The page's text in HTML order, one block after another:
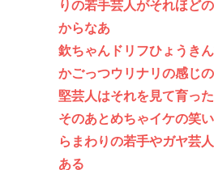
りの若手芸人がそれほど
からなあ
欽ちゃんドリフひょうき
かごっつウリナリの感じ
堅芸人はそれを見て育った
そのあとめちゃイケの笑
らまわりの若手やガヤ芸
ある